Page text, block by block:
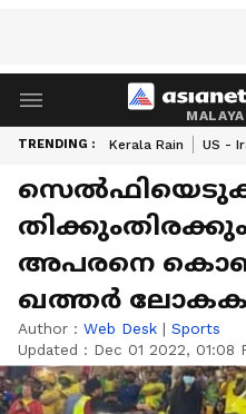
TRENDING : Kerala Rain US -
അപരനെ
ഖത്ത‍ര്‍
Author : Web Desk | Sports
Updated : Dec 01 2022, 01:08